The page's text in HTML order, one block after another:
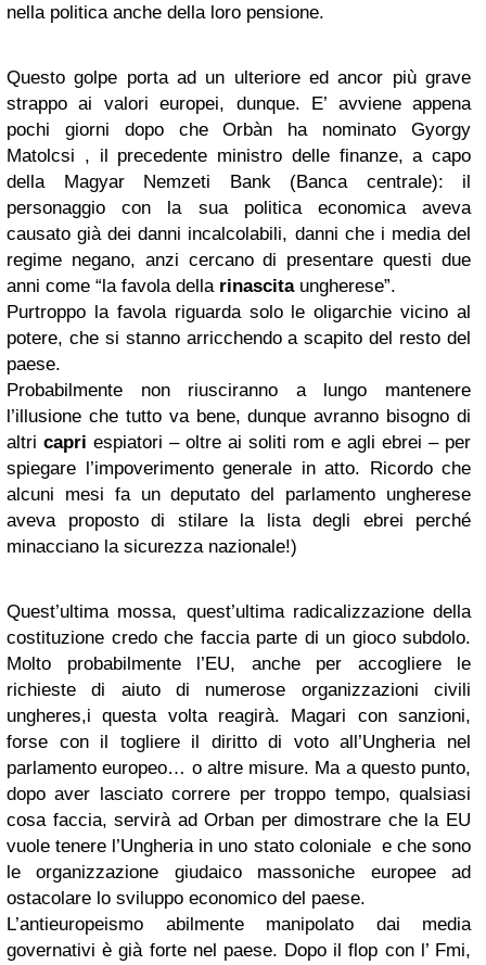
nella politica anche della loro pensione.
Questo golpe porta ad un ulteriore ed ancor più grave
strappo ai valori europei, dunque. E’ avviene appena
pochi giorni dopo che Orbàn ha nominato Gyorgy
Matolcsi , il precedente ministro delle finanze, a capo
della Magyar Nemzeti Bank (Banca centrale): il
personaggio con la sua politica economica aveva
causato già dei danni incalcolabili, danni che i media del
regime negano, anzi cercano di presentare questi due
anni come “la favola della rinascitaungherese”.
Purtroppo la favola riguarda solo le oligarchie vicino al
potere, che si stanno arricchendo a scapito del resto del
paese.
Probabilmente non riusciranno a lungo mantenere
l’illusione che tutto va bene, dunque avranno bisogno di
altri capri espiatori – oltre ai soliti rom e agli ebrei – per
spiegare l’impoverimento generale in atto. Ricordo che
alcuni mesi fa un deputato del parlamento ungherese
aveva proposto di stilare la lista degli ebrei perché
minacciano la sicurezza nazionale!)
Quest’ultima mossa, quest’ultima radicalizzazione della
costituzione credo che faccia parte di un gioco subdolo.
Molto probabilmente l’EU, anche per accogliere le
richieste di aiuto di numerose organizzazioni civili
ungheres,i questa volta reagirà. Magari con sanzioni,
forse con il togliere il diritto di voto all’Ungheria nel
parlamento europeo… o altre misure. Ma a questo punto,
dopo aver lasciato correre per troppo tempo, qualsiasi
cosa faccia, servirà ad Orban per dimostrare che la EU
vuole tenere l’Ungheria in uno stato coloniale e che sono
le organizzazione giudaico massoniche europee ad
ostacolare lo sviluppo economico del paese.
L’antieuropeismo abilmente manipolato dai media
governativi è già forte nel paese. Dopo il flop con l’ Fmi,